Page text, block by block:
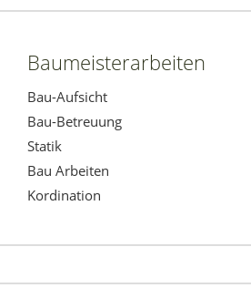
Baumeisterarbeiten
Bau-Aufsicht
Bau-Betreuung
Statik
Bau Arbeiten
Kordination